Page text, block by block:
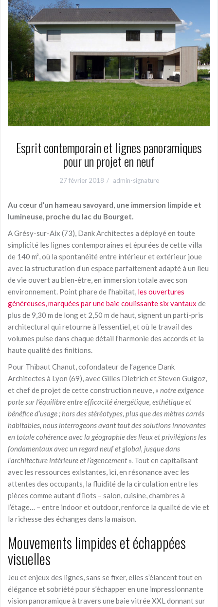
Esprit contemporain et lignes panoramiques
pour un projet en neuf
27 février 2018 admin-signature
Au cœur d’un hameau savoyard, une immersion limpide et
lumineuse, proche du lac du Bourget.
A Grésy-sur-Aix (73), Dank Architectes a déployé en toute
simplicité les lignes contemporaines et épurées de cette villa
de 140 m², où la spontanéité entre intérieur et extérieur joue
avec la structuration d’un espace parfaitement adapté à un lieu
de vie ouvert au bien-être, en immersion totale avec son
environnement. Point phare de l’habitat, les ouvertures
généreuses, marquées par une baie coulissante six vantaux de
plus de 9,30 m de long et 2,50 m de haut, signent un parti-pris
architectural qui retourne à l’essentiel, et où le travail des
volumes puise dans chaque détail l’harmonie des accords et la
haute qualité des finitions.
Pour Thibaut Chanut, cofondateur de l’agence Dank
Architectes à Lyon (69), avec Gilles Dietrich et Steven Guigoz,
et chef de projet de cette construction neuve, « notre exigence
porte sur l’équilibre entre efficacité énergétique, esthétique et
bénéfice d’usage ; hors des stéréotypes, plus que des mètres carrés
habitables, nous interrogeons avant tout des solutions innovantes
en totale cohérence avec la géographie des lieux et privilégions les
fondamentaux avec un regard neuf et global, jusque dans
l’architecture intérieure et l’agencement ». Tout en capitalisant
avec les ressources existantes, ici, en résonance avec les
attentes des occupants, la fluidité de la circulation entre les
pièces comme autant d’îlots – salon, cuisine, chambres à
l’étage… – entre indoor et outdoor, renforce la qualité de vie et
la richesse des échanges dans la maison.
Mouvements limpides et échappées
visuelles
Jeu et enjeux des lignes, sans se fixer, elles s’élancent tout en
élégance et sobriété pour s’échapper en une impressionnante
vision panoramique à travers une baie vitrée XXL donnant sur